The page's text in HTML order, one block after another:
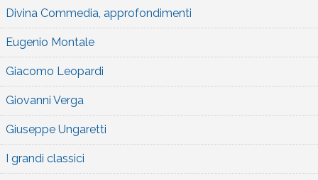
Divina Commedia, approfondimenti
Eugenio Montale
Giacomo Leopardi
Giovanni Verga
Giuseppe Ungaretti
I grandi classici